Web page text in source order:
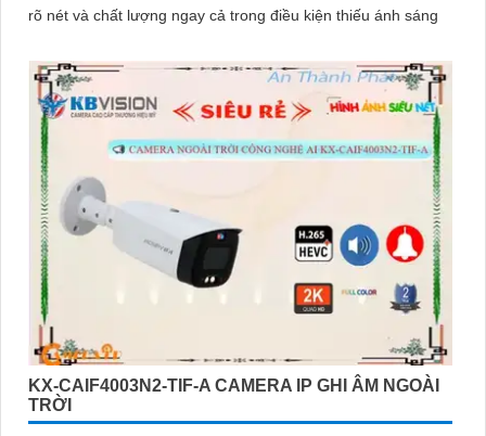
rõ nét và chất lượng ngay cả trong điều kiện thiếu ánh sáng
KX-CAIF4003N2-TIF-A CAMERA IP GHI ÂM NGOÀI
TRỜI